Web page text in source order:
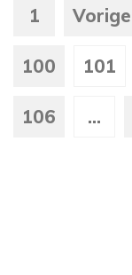
1 Vorige
100 101
106 ...